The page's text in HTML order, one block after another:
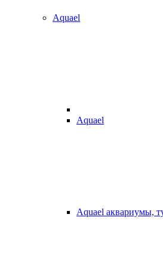
Aquael
Aquael
Aquael аквариумы,